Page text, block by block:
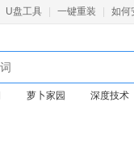
U盘工具 一键重装 如何
萝卜家园 深度技术